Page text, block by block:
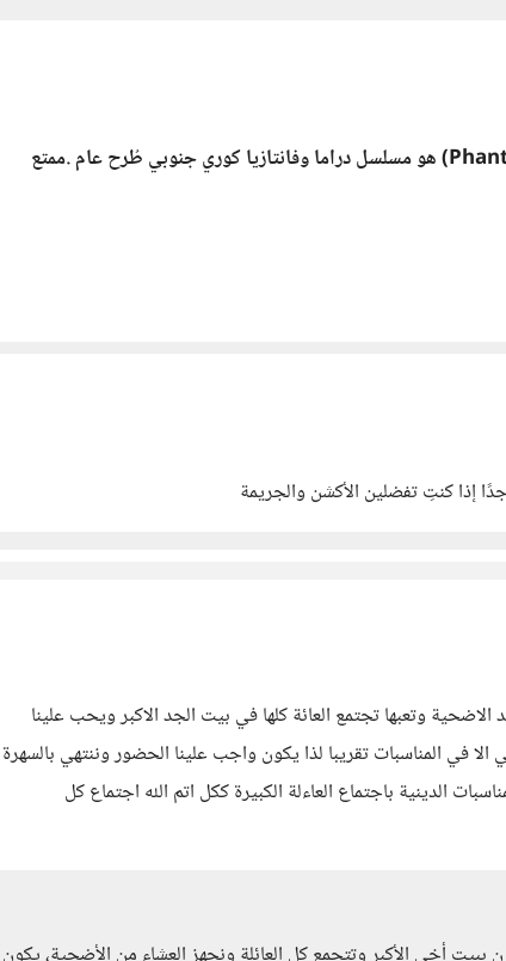
المسلسل الكوري "قضايا الأرواح" (Phantom Lawyer) هو مسلسل دراما وفانتازيا كوري جنوبي طُرح عام .ممتع
وتعبها تجتمع العائة كلها في بيت الجد الاكبر ويحب علينا
في المناسبات تقريبا لذا يكون واجب علينا الحضور وننتهي بالسهرة
الدينية باجتماع العاءلة الكبيرة ككل اتم الله اجتماع كل